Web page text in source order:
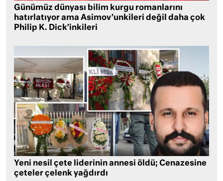
Günümüz dünyası bilim kurgu romanlarını
hatırlatıyor ama Asimov’unkileri değil daha çok
Philip K. Dick’inkileri
Yeni nesil çete liderinin annesi öldü; Cenazesine
çeteler çelenk yağdırdı